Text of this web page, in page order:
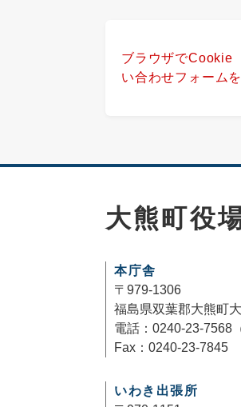
ブラウザでCookie
い合わせフォーム
大熊町役
本庁舎
〒979-1306
福島県双葉郡大熊町
電話：0240-23-7568
Fax：0240-23-7845
いわき出張所